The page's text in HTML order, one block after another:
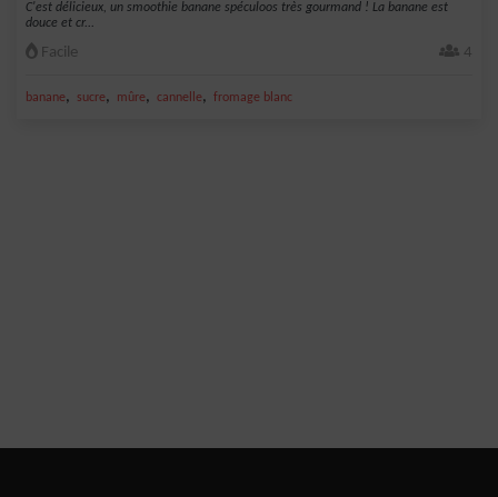
C'est délicieux, un smoothie banane spéculoos très gourmand ! La banane est
douce et cr...
Facile 4
banane, sucre, mûre, cannelle, fromage blanc